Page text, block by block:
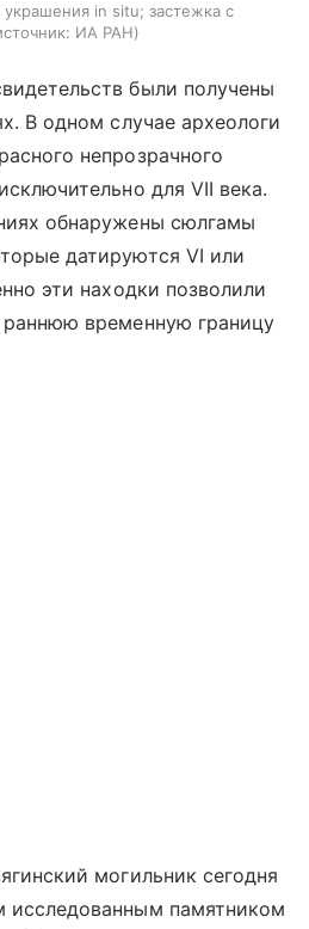
in situ; застежка с
ИА РАН
были получены
В одном случае археологи
непрозрачного
для VII века.
обнаружены сюлгамы
датируются VI или
эти находки позволили
раннюю временную границу
могильник сегодня
исследованным памятником